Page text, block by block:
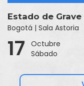
Estado de Grave
Bogotá | Sala Astoria
17
Octubre
Sábado